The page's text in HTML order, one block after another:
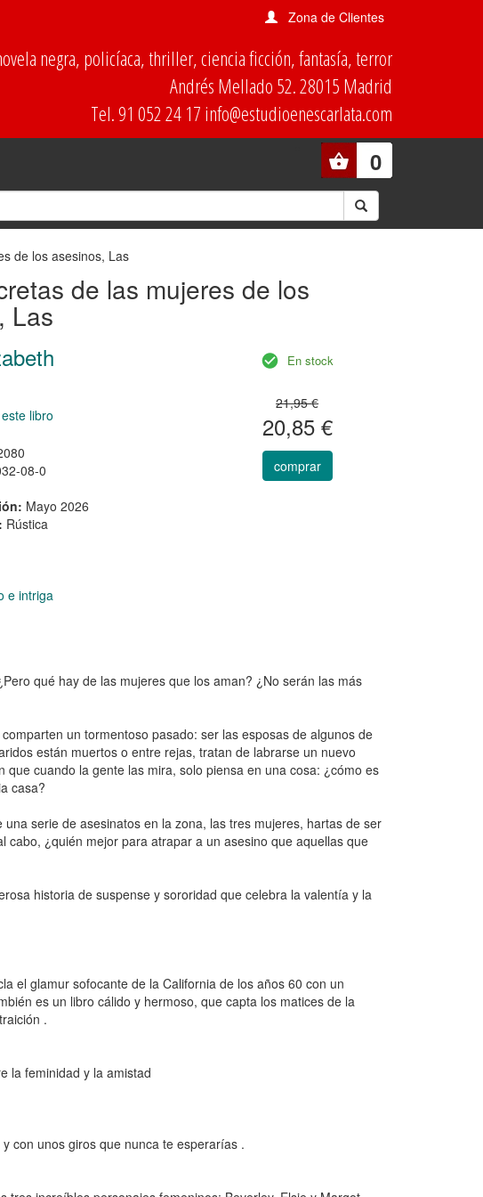
Zona de Clientes
negra, policíaca, thriller, ciencia ficción, fantasía, terror
Andrés Mellado 52. 28015 Madrid
Tel. 91 052 24 17 info@estudioenescarlata.com
0
de los asesinos, Las
de las mujeres de los
Las
libro
08-0
Mayo 2026
Rústica
e intriga
En stock
21,95 €
20,85 €
comprar
qué hay de las mujeres que los aman? ¿No serán las más
un tormentoso pasado: ser las esposas de algunos de
están muertos o entre rejas, tratan de labrarse un nuevo
cuando la gente las mira, solo piensa en una cosa: ¿cómo es
casa?
serie de asesinatos en la zona, las tres mujeres, hartas de ser
¿quién mejor para atrapar a un asesino que aquellas que
historia de suspense y sororidad que celebra la valentía y la
el glamur sofocante de la California de los años 60 con un
es un libro cálido y hermoso, que capta los matices de la
.
la feminidad y la amistad
con unos giros que nunca te esperarías .